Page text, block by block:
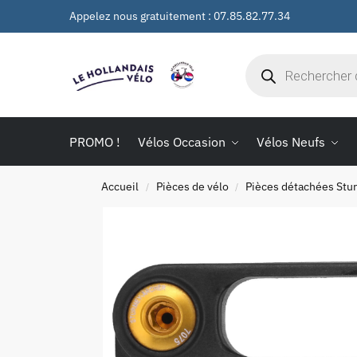
Appelez nous gratuitement : 07.85.82.77.34
PROMO ! Vélos Occasion Vélos Neufs
Accueil / Pièces de vélo / Pièces détachées